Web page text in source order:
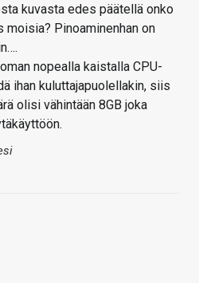
kuvasta edes päätellä onko
moisia? Pinoaminenhan on
nopealla kaistalla CPU-
ihan kuluttajapuolellakin, siis
olisi vähintään 8GB joka